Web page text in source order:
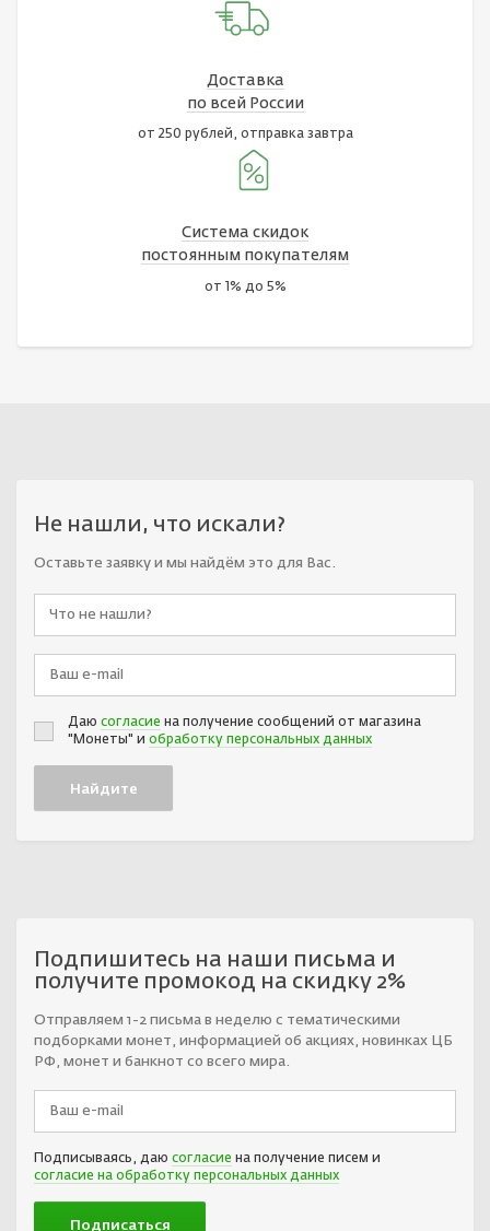
Доставка
по всей России
от 250 рублей, отправка завтра
Система скидок
постоянным покупателям
от 1% до 5%
Не нашли, что искали?
Оставьте заявку и мы найдём это для Вас.
Даю согласие на получение сообщений от магазина
"Монеты" и обработку персональных данных
Подпишитесь на наши письма и
получите промокод на скидку 2%
Отправляем 1-2 письма в неделю с тематическими
подборками монет, информацией об акциях, новинках ЦБ
РФ, монет и банкнот со всего мира.
Подписываясь, даю согласие на получение писем и
согласие на обработку персональных данных